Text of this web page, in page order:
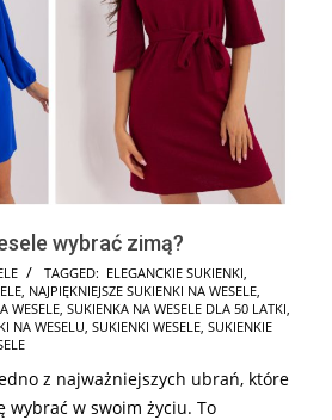
wybrać zimą?
TAGGED: ELEGANCKIE SUKIENKI,
, NAJPIĘKNIEJSZE SUKIENKI NA WESELE,
WESELE, SUKIENKA NA WESELE DLA 50 LATKI,
NA WESELU, SUKIENKI WESELE, SUKIENKIE
z najważniejszych ubrań, które
wybrać w swoim życiu. To